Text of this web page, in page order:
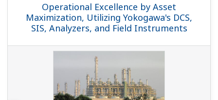
Operational Excellence by Asset
Maximization, Utilizing Yokogawa's DCS,
SIS, Analyzers, and Field Instruments